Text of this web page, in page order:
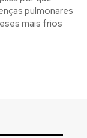
pulmonares
mais frios